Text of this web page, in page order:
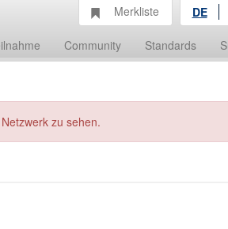
Community Standards
Merkliste DE
zu sehen.